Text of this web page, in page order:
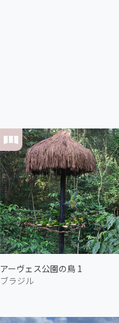
アーヴェス公園の鳥 1
ブラジル